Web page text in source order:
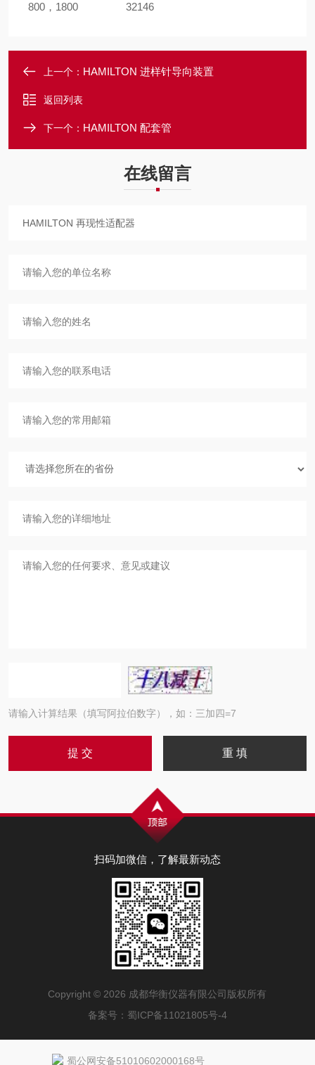
800 ， 1800 32146
上一个： HAMILTON 进样针导向装置
返回列表
下一个： HAMILTON 配套管
在线留言
请输入计算结果（填写阿拉伯数字），如：三加四=7
扫码加微信，了解最新动态
Copyright © 2026 成都华衡仪器有限公司版权所有
备案号： 蜀ICP备11021805号-4
蜀公网安备51010602000168号